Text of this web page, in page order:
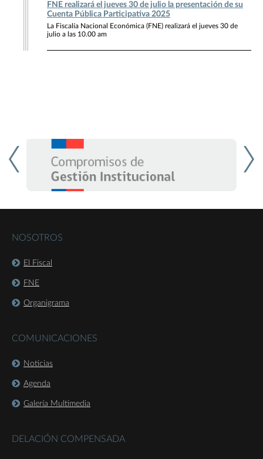
FNE realizará el jueves 30 de julio la presentación de su
Cuenta Pública Participativa 2025
La Fiscalía Nacional Económica (FNE) realizará el jueves 30 de
julio a las 10.00 am
NOSOTROS
El Fiscal
FNE
Organigrama
COMUNICACIONES
Noticias
Agenda
Galería Multimedia
DELACIÓN COMPENSADA